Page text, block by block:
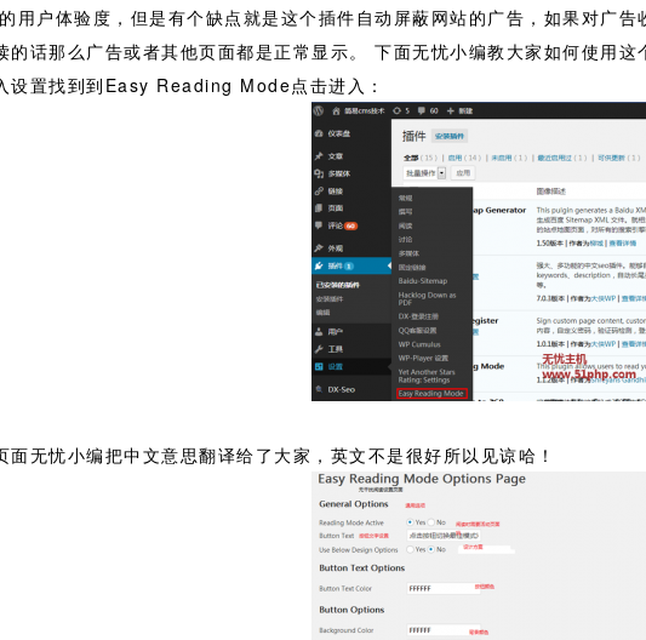
用户体验度，但是有个缺点就是这个插件自动屏蔽网站的广告，如果对广
的话那么广告或者其他页面都是正常显示。
下面无忧小编教大家如何使用
设置找到到Easy Reading Mode点击进入：
面无忧小编把中文意思翻译给了大家，英文不是很好所以见谅哈！